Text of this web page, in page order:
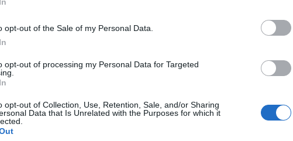
opt-out of the Sale of my Personal Data.
opt-out of processing my Personal Data for Targeted
opt-out of Collection, Use, Retention, Sale, and/or Sharing
Data that Is Unrelated with the Purposes for which it
εμφάνισης δισκοκήλης έχουν οι άνθρωποι με
του πόνου…
Ποδοσφαιριστές και